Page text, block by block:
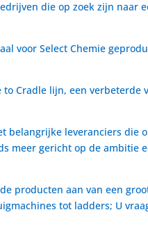
die op zoek zijn naar
voor Select Chemie
Cradle lijn, een verbeterde
leveranciers die
meer gericht op de
producten aan van een
tot ladders; U